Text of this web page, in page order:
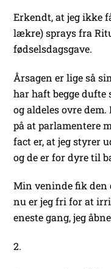
Erkendt, at jeg ikke
lækre) sprays fra
fødselsdagsgave.
Årsagen er lige så
har haft begge dufte
og aldeles ovre
på at parlamentere
fact er, at jeg styrer
og de er for dyre til
Min veninde fik den
nu er jeg fri for at
eneste gang, jeg
2.